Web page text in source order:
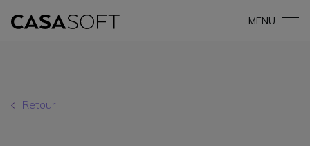
MENU
Retour